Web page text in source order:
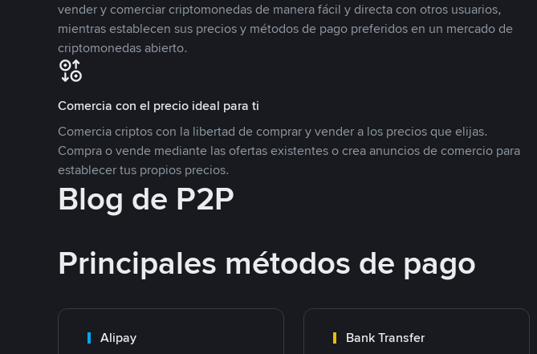
vender y comerciar criptomonedas de manera fácil y directa con otros usuarios,
mientras establecen sus precios y métodos de pago preferidos en un mercado de
criptomonedas abierto.
Comercia con el precio ideal para ti
Comercia criptos con la libertad de comprar y vender a los precios que elijas.
Compra o vende mediante las ofertas existentes o crea anuncios de comercio para
establecer tus propios precios.
Blog de P2P
Principales métodos de pago
Alipay Bank Transfer